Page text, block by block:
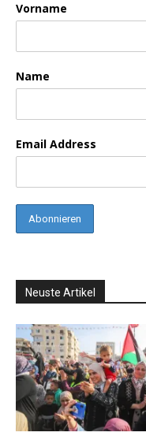
Vorname
Name
Email Address
Neuste Artikel